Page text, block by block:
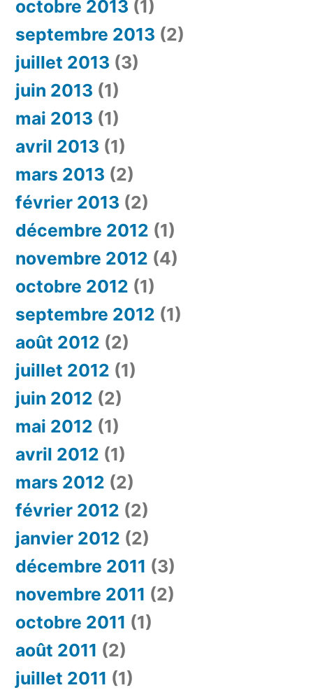
octobre 2013 (1)
septembre 2013 (2)
juillet 2013 (3)
juin 2013 (1)
mai 2013 (1)
avril 2013 (1)
mars 2013 (2)
février 2013 (2)
décembre 2012 (1)
novembre 2012 (4)
octobre 2012 (1)
septembre 2012 (1)
août 2012 (2)
juillet 2012 (1)
juin 2012 (2)
mai 2012 (1)
avril 2012 (1)
mars 2012 (2)
février 2012 (2)
janvier 2012 (2)
décembre 2011 (3)
novembre 2011 (2)
octobre 2011 (1)
août 2011 (2)
juillet 2011 (1)